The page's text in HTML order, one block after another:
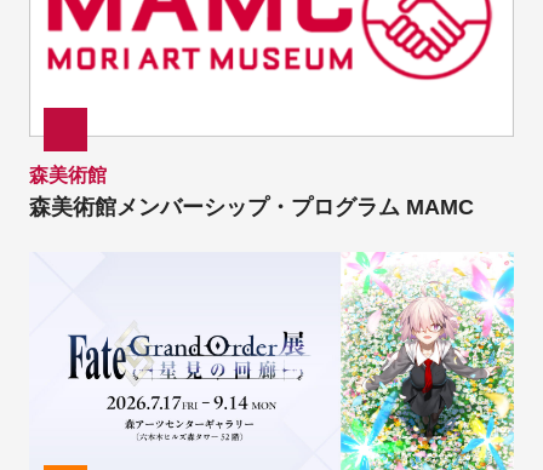
森美術館
森美術館メンバーシップ・プログラム MAMC